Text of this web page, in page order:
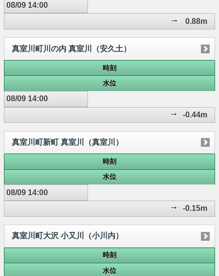
08/09 14:00
0.88m
真室川町川の内 真室川（安久土）
時刻
水位
08/09 14:00
-0.44m
真室川町新町 真室川（真室川）
時刻
水位
08/09 14:00
-0.15m
真室川町大沢 小又川（小川内）
時刻
水位